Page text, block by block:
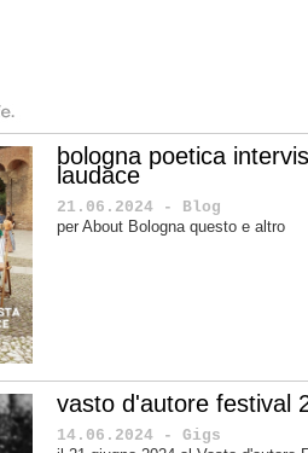
bologna poetica
laudace
21.06.2024 - Blog
per About Bologna questo e altro
vasto d'autore festival
14.06.2024 - Gigs